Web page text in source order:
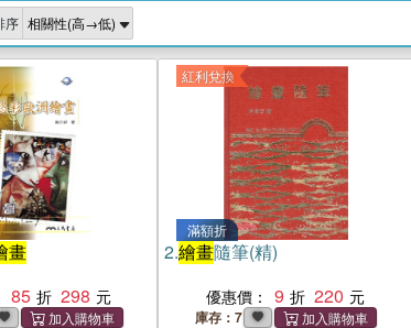
序
畫
85 298
紅利兌換
滿額折
2.繪畫隨筆(精)
優惠價： 9 220
庫存：7